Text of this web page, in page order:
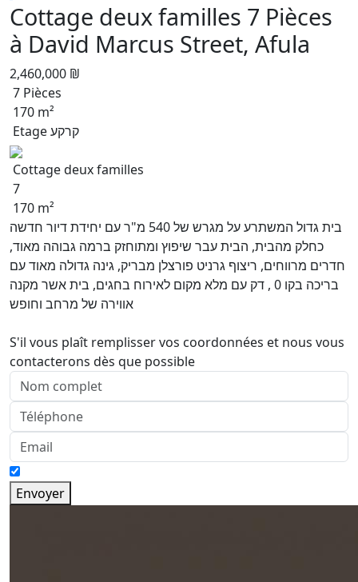
Cottage deux familles 7 Pièces
à David Marcus Street, Afula
2,460,000 ₪
7 Pièces
170 m²
Etage קרקע
Cottage deux familles
7
170 m²
בית גדול המשתרע על מגרש של 540 מ"ר עם יחידת דיור חדשה
כחלק מהבית, הבית עבר שיפוץ ומתוחזק ברמה גבוהה מאוד,
חדרים מרווחים, ריצוף גרניט פורצלן מבריק, גינה גדולה מאוד עם
בריכה בקו 0 , דק עם מלא מקום לאירוח בחגים, בית אשר מקנה
אווירה של מרחב וחופש
S'il vous plaît remplisser vos coordonnées et nous vous
contacterons dès que possible
Envoyer